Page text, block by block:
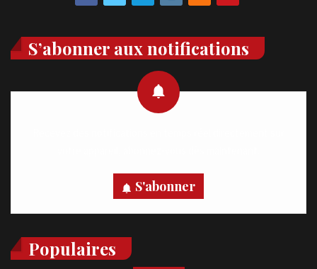
S’abonner aux notifications
S'abonner
Populaires